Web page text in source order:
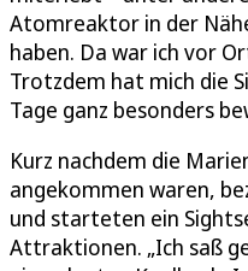
Atomreaktor in der
haben. Da war ich vor
Trotzdem hat mich die
Tage ganz besonders
Kurz nachdem die
angekommen waren,
und starteten ein
Attraktionen. „Ich saß